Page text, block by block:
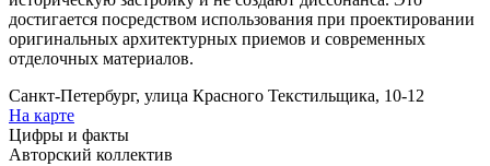
достигается посредством использования при проектировании
оригинальных архитектурных приемов и современных
отделочных материалов.
Санкт-Петербург, улица Красного Текстильщика, 10-12
На карте
Цифры и факты
Авторский коллектив